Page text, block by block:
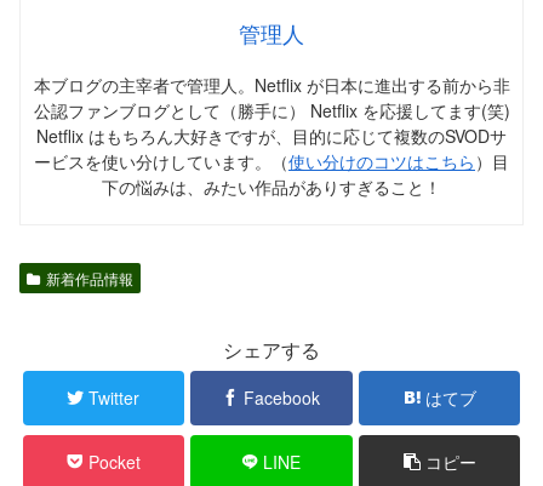
管理人
本ブログの主宰者で管理人。Netflix が日本に進出する前から非
公認ファンブログとして（勝手に） Netflix を応援してます(笑)
Netflix はもちろん大好きですが、目的に応じて複数のSVODサ
ービスを使い分けしています。（使い分けのコツはこちら ）目
下の悩みは、みたい作品がありすぎること！
新着作品情報
シェアする
Twitter Facebook はてブ
Pocket LINE コピー